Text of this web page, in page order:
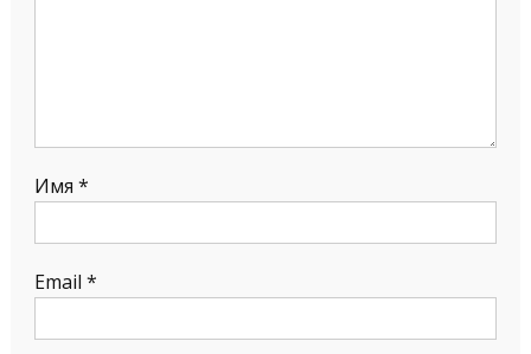
Имя *
Email *